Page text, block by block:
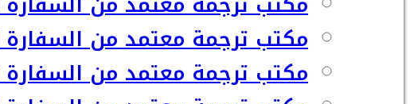
مكتب ترجمة معتمد من السفارة
مكتب ترجمة معتمد من السفارة